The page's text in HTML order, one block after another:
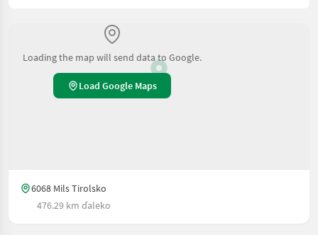
Loading the map will send data to Google.
Load Google Maps
6068 Mils Tirolsko
476.29 km ďaleko